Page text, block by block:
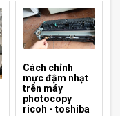
Cách chỉnh
mực đậm nhạt
trên máy
photocopy
ricoh - toshiba